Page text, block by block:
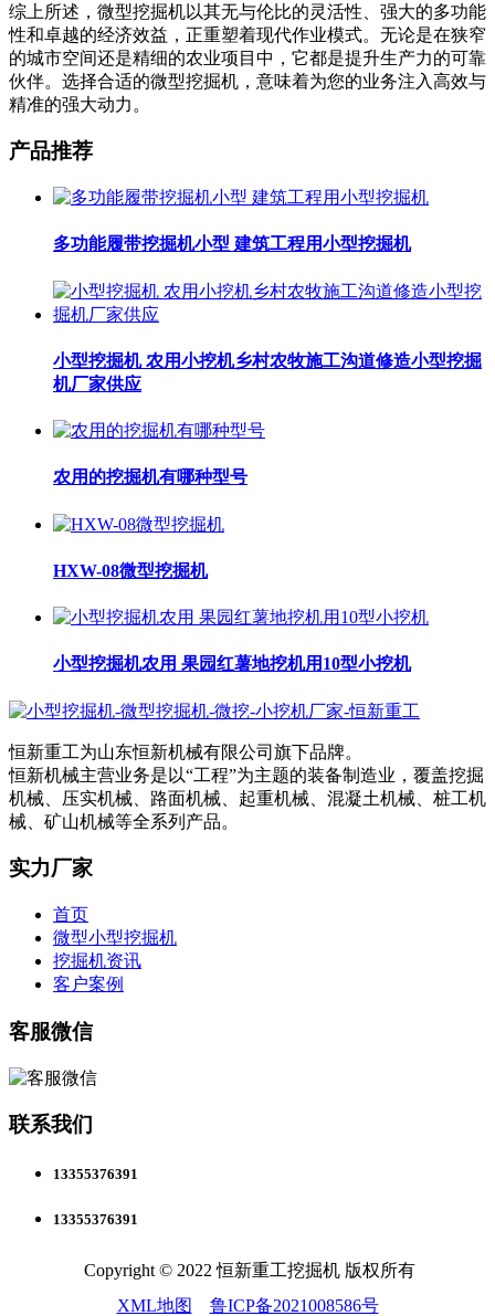
综上所述，微型挖掘机以其无与伦比的灵活性、强大的多功能
性和卓越的经济效益，正重塑着现代作业模式。无论是在狭窄
的城市空间还是精细的农业项目中，它都是提升生产力的可靠
伙伴。选择合适的微型挖掘机，意味着为您的业务注入高效与
精准的强大动力。
产品推荐
多功能履带挖掘机小型 建筑工程用小型挖掘机
小型挖掘机 农用小挖机乡村农牧施工沟道修造小型挖掘
机厂家供应
农用的挖掘机有哪种型号
HXW-08微型挖掘机
小型挖掘机农用 果园红薯地挖机用10型小挖机
恒新重工为山东恒新机械有限公司旗下品牌。
恒新机械主营业务是以“工程”为主题的装备制造业，覆盖挖掘
机械、压实机械、路面机械、起重机械、混凝土机械、桩工机
械、矿山机械等全系列产品。
实力厂家
首页
微型小型挖掘机
挖掘机资讯
客户案例
客服微信
联系我们
13355376391
13355376391
Copyright © 2022 恒新重工挖掘机 版权所有
XML地图
鲁ICP备2021008586号